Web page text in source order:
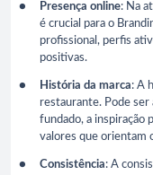
Presença online: Na
é crucial para o
profissional, perfis
positivas.
História da marca: A
restaurante. Pode
fundado, a inspiração
valores que orientam
Consistência: A